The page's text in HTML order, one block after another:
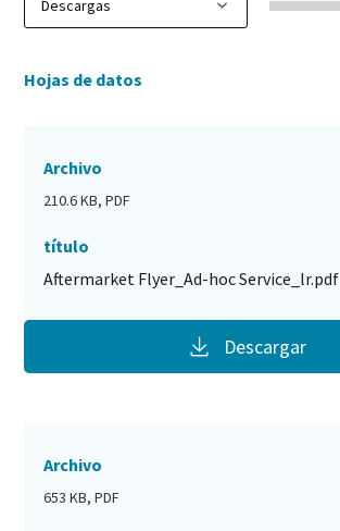
Hojas de datos
Archivo
210.6 KB, PDF
título
Aftermarket Flyer_Ad-hoc Service_lr.pdf
Descargar
Archivo
653 KB, PDF